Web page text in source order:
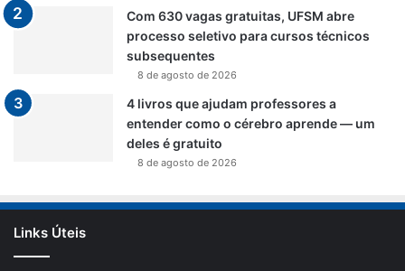
Com 630 vagas gratuitas, UFSM abre
processo seletivo para cursos técnicos
subsequentes
8 de agosto de 2026
4 livros que ajudam professores a
entender como o cérebro aprende — um
deles é gratuito
8 de agosto de 2026
Links Úteis